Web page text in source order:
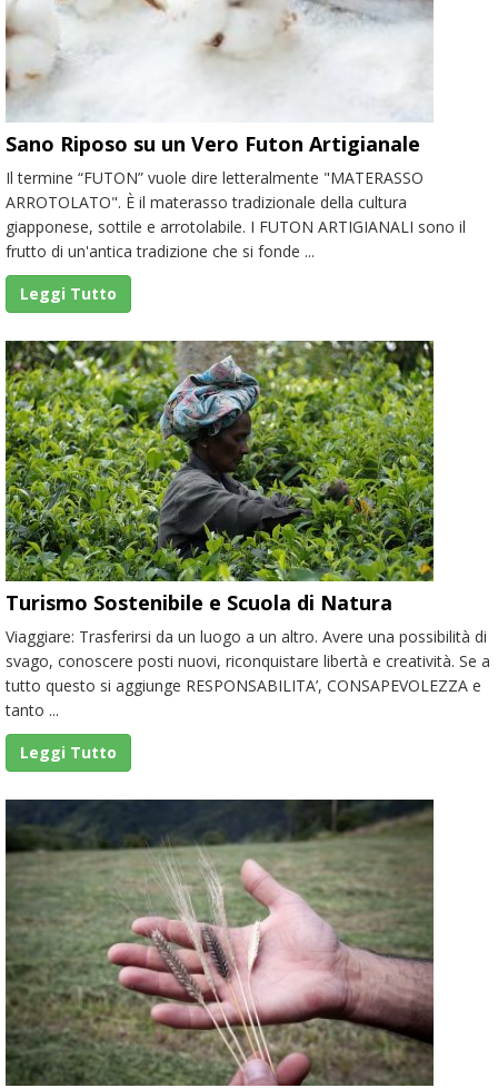
Sano Riposo su un Vero Futon Artigianale
Il termine “FUTON” vuole dire letteralmente "MATERASSO
ARROTOLATO". È il materasso tradizionale della cultura
giapponese, sottile e arrotolabile. I FUTON ARTIGIANALI sono il
frutto di un'antica tradizione che si fonde ...
Leggi Tutto
Turismo Sostenibile e Scuola di Natura
Viaggiare: Trasferirsi da un luogo a un altro. Avere una possibilità di
svago, conoscere posti nuovi, riconquistare libertà e creatività. Se a
tutto questo si aggiunge RESPONSABILITA’, CONSAPEVOLEZZA e
tanto ...
Leggi Tutto